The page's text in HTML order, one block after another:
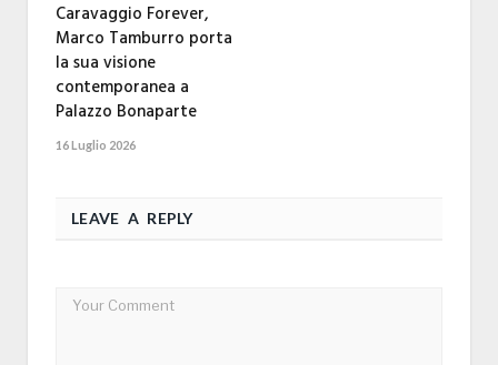
Caravaggio Forever,
Marco Tamburro porta
la sua visione
contemporanea a
Palazzo Bonaparte
16 Luglio 2026
LEAVE A REPLY